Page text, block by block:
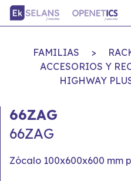
FAMILIAS >
ACCESORIOS Y
HIGHWAY
66ZAG
66ZAG
Zócalo 100x600x600 mm